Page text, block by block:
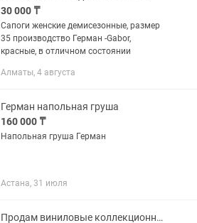
30 000 ₸
Сапоги женские демисезонные, размер
35 производство Герман -Gabor,
красные, в отличном состоянии
Алматы, 4 августа
Герман напольная груша
160 000 ₸
Напольная груша Герман
Астана, 31 июля
Продам виниловые коллекционные пластинки